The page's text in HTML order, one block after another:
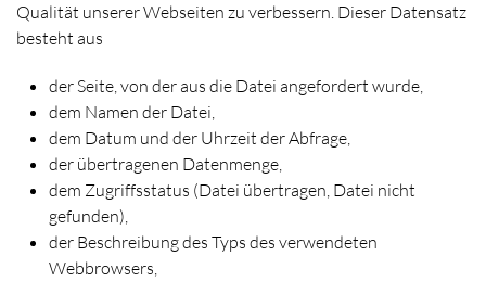
Qualität unserer Webseiten zu verbessern. Dieser Datensatz
besteht aus
der Seite, von der aus die Datei angefordert wurde,
dem Namen der Datei,
dem Datum und der Uhrzeit der Abfrage,
der übertragenen Datenmenge,
dem Zugriffsstatus (Datei übertragen, Datei nicht
gefunden),
der Beschreibung des Typs des verwendeten
Webbrowsers,